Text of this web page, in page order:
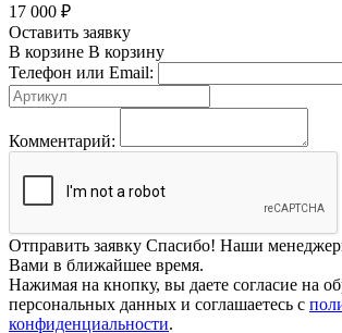
17 000 ₽
Оставить заявку
В корзине В корзину
Телефон или Email:
Комментарий:
Отправить заявку Спасибо! Наши
Вами в ближайшее время.
Нажимая на кнопку, вы даете согласие на
персональных данных и соглашаетесь с
конфиденциальности.